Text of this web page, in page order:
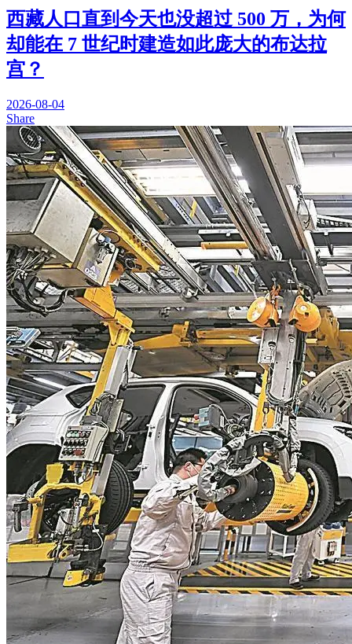
西藏人口直到今天也没超过 500 万，为何
却能在 7 世纪时建造如此庞大的布达拉
宫？
2026-08-04
Share